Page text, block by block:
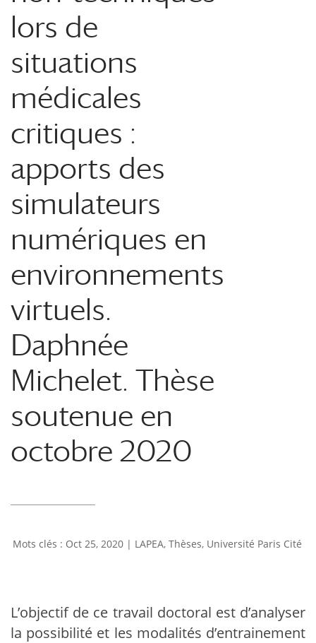
lors de
situations
médicales
critiques :
apports des
simulateurs
numériques en
environnements
virtuels.
Daphnée
Michelet. Thèse
soutenue en
octobre 2020
Oct 25, 2020 | LAPEA, Thèses, Université Paris Cité
L’objectif de ce travail doctoral est d’analyser
la possibilité et les modalités d’entrainement